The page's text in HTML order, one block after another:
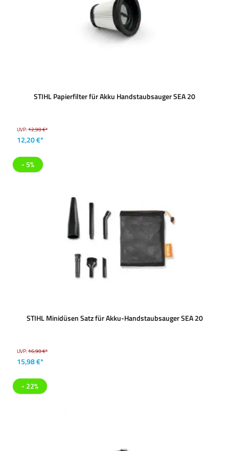
STIHL Papierfilter für Akku Handstaubsauger SEA 20
UVP:12,90 €*
12,20 €*
- 5%
STIHL Minidüsen Satz für Akku-Handstaubsauger SEA 20
UVP:16,90 €*
15,98 €*
- 22%